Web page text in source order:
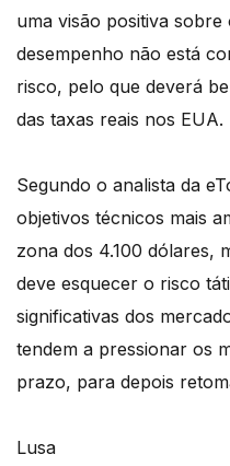
uma visão positiva
desempenho não está
risco, pelo que deverá
das taxas reais nos EUA.
Segundo o analista da
objetivos técnicos mais
zona dos 4.100 dólares,
deve esquecer o risco
significativas dos
tendem a pressionar os
prazo, para depois
Lusa